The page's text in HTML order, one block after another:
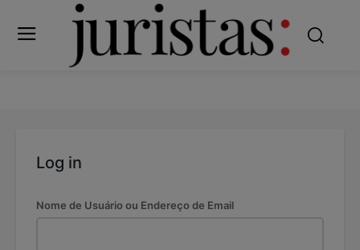
Log in
Nome de Usuário ou Endereço de Email